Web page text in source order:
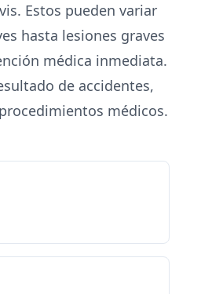
Estos pueden variar
hasta lesiones graves
médica inmediata.
de accidentes,
médicos.